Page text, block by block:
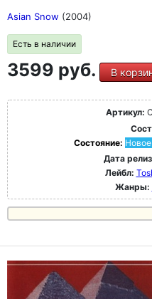
Asian Snow (2004)
Есть в наличии
3599 руб. В
Артикул:
Состояние:
Дата
Лейбл:
Жанры: